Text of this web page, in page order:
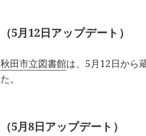
（5月12日アップデート）
秋田市立図書館は、5月12日から
た。
（5月8日アップデート）